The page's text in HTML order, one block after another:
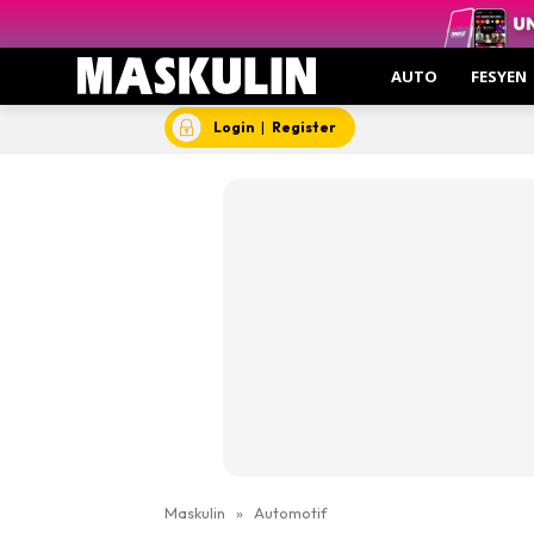
AUTO FESYEN
Login | Register
Maskulin » Automotif